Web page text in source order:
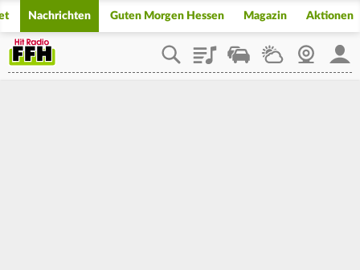
Nachrichten Guten Morgen Hessen Magazin Aktionen
PlaylistStaupilotWetterWebcam